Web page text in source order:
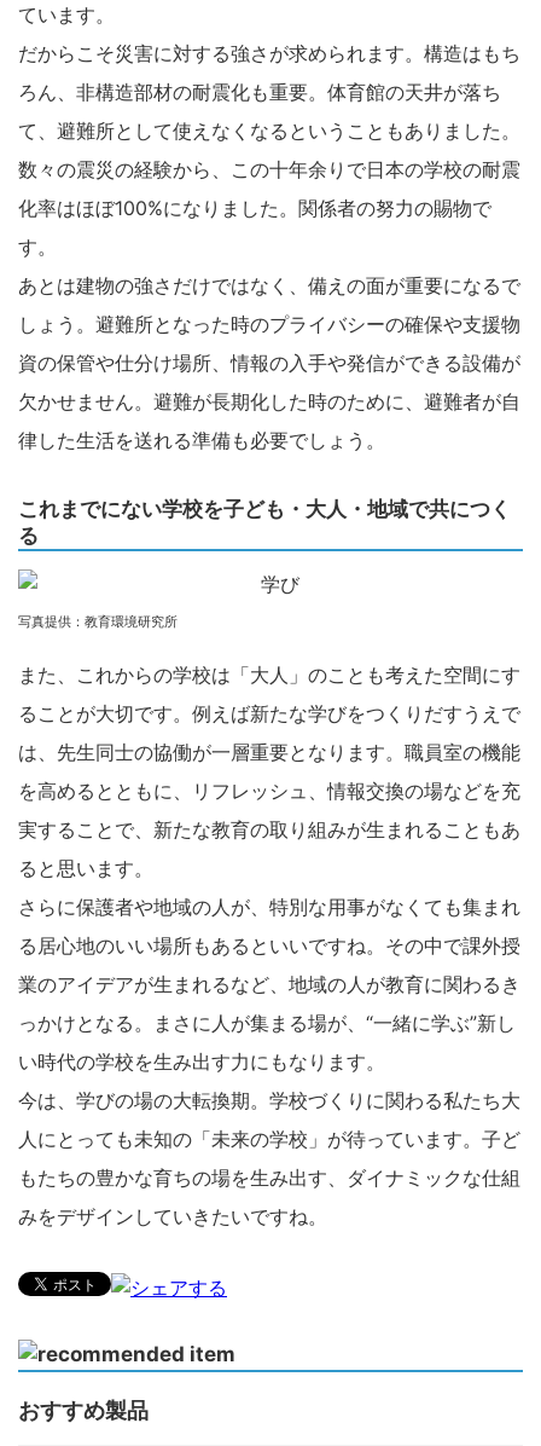
ています。
だからこそ災害に対する強さが求められます。構造はもち
ろん、非構造部材の耐震化も重要。体育館の天井が落ち
て、避難所として使えなくなるということもありました。
数々の震災の経験から、この十年余りで日本の学校の耐震
化率はほぼ100%になりました。関係者の努力の賜物で
す。
あとは建物の強さだけではなく、備えの面が重要になるで
しょう。避難所となった時のプライバシーの確保や支援物
資の保管や仕分け場所、情報の入手や発信ができる設備が
欠かせません。避難が長期化した時のために、避難者が自
律した生活を送れる準備も必要でしょう。
これまでにない学校を子ども・大人・地域で共につく
る
写真提供：教育環境研究所
また、これからの学校は「大人」のことも考えた空間にす
ることが大切です。例えば新たな学びをつくりだすうえで
は、先生同士の協働が一層重要となります。職員室の機能
を高めるとともに、リフレッシュ、情報交換の場などを充
実することで、新たな教育の取り組みが生まれることもあ
ると思います。
さらに保護者や地域の人が、特別な用事がなくても集まれ
る居心地のいい場所もあるといいですね。その中で課外授
業のアイデアが生まれるなど、地域の人が教育に関わるき
っかけとなる。まさに人が集まる場が、“一緒に学ぶ”新し
い時代の学校を生み出す力にもなります。
今は、学びの場の大転換期。学校づくりに関わる私たち大
人にとっても未知の「未来の学校」が待っています。子ど
もたちの豊かな育ちの場を生み出す、ダイナミックな仕組
みをデザインしていきたいですね。
おすすめ製品